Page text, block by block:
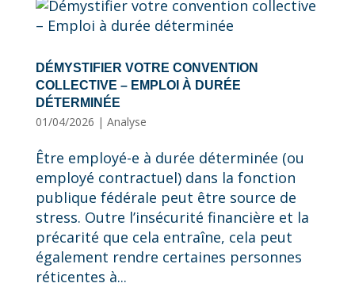
DÉMYSTIFIER VOTRE CONVENTION
COLLECTIVE – EMPLOI À DURÉE
DÉTERMINÉE
01/04/2026 | Analyse
Être employé-e à durée déterminée (ou
employé contractuel) dans la fonction
publique fédérale peut être source de
stress. Outre l’insécurité financière et la
précarité que cela entraîne, cela peut
également rendre certaines personnes
réticentes à...